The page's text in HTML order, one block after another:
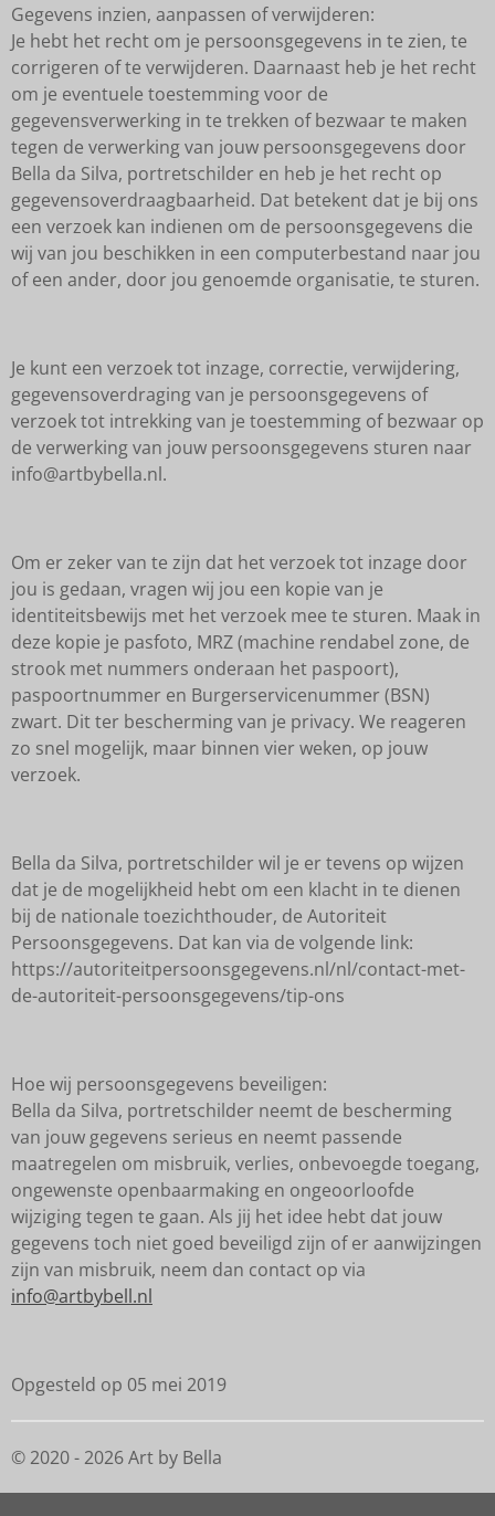
Gegevens inzien, aanpassen of verwijderen:
Je hebt het recht om je persoonsgegevens in te zien, te
corrigeren of te verwijderen. Daarnaast heb je het recht
om je eventuele toestemming voor de
gegevensverwerking in te trekken of bezwaar te maken
tegen de verwerking van jouw persoonsgegevens door
Bella da Silva, portretschilder en heb je het recht op
gegevensoverdraagbaarheid. Dat betekent dat je bij ons
een verzoek kan indienen om de persoonsgegevens die
wij van jou beschikken in een computerbestand naar jou
of een ander, door jou genoemde organisatie, te sturen.
Je kunt een verzoek tot inzage, correctie, verwijdering,
gegevensoverdraging van je persoonsgegevens of
verzoek tot intrekking van je toestemming of bezwaar op
de verwerking van jouw persoonsgegevens sturen naar
info@artbybella.nl.
Om er zeker van te zijn dat het verzoek tot inzage door
jou is gedaan, vragen wij jou een kopie van je
identiteitsbewijs met het verzoek mee te sturen. Maak in
deze kopie je pasfoto, MRZ (machine rendabel zone, de
strook met nummers onderaan het paspoort),
paspoortnummer en Burgerservicenummer (BSN)
zwart. Dit ter bescherming van je privacy. We reageren
zo snel mogelijk, maar binnen vier weken, op jouw
verzoek.
Bella da Silva, portretschilder wil je er tevens op wijzen
dat je de mogelijkheid hebt om een klacht in te dienen
bij de nationale toezichthouder, de Autoriteit
Persoonsgegevens. Dat kan via de volgende link:
https://autoriteitpersoonsgegevens.nl/nl/contact-met-
de-autoriteit-persoonsgegevens/tip-ons
Hoe wij persoonsgegevens beveiligen:
Bella da Silva, portretschilder neemt de bescherming
van jouw gegevens serieus en neemt passende
maatregelen om misbruik, verlies, onbevoegde toegang,
ongewenste openbaarmaking en ongeoorloofde
wijziging tegen te gaan. Als jij het idee hebt dat jouw
gegevens toch niet goed beveiligd zijn of er aanwijzingen
zijn van misbruik, neem dan contact op via
info@artbybell.nl
Opgesteld op 05 mei 2019
© 2020 - 2026 Art by Bella